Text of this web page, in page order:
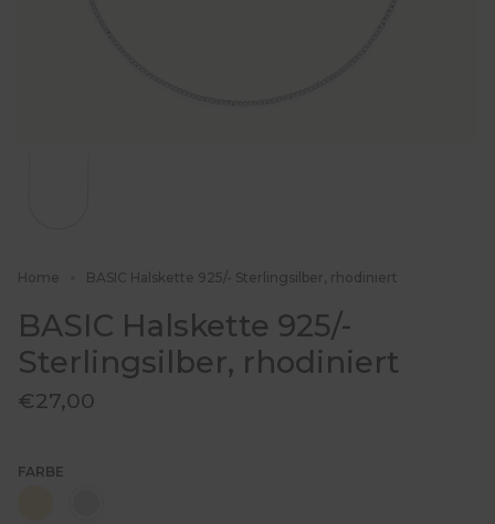
Home BASIC Halskette 925/- Sterlingsilber, rhodiniert
BASIC Halskette 925/-
Sterlingsilber, rhodiniert
€27,00
FARBE